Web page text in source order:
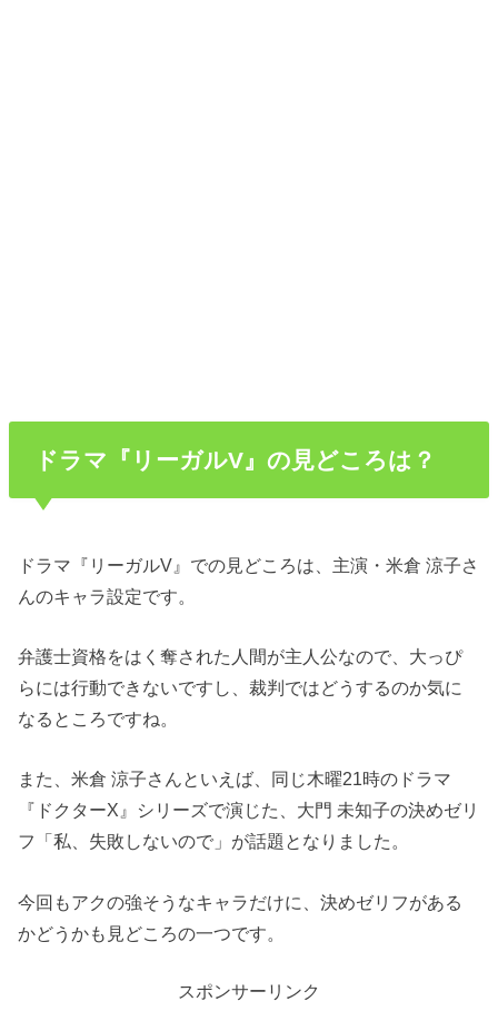
ドラマ『リーガルV』の見どころは？
ドラマ『リーガルV』での見どころは、主演・米倉 涼子さ
んのキャラ設定です。
弁護士資格をはく奪された人間が主人公なので、大っぴ
らには行動できないですし、裁判ではどうするのか気に
なるところですね。
また、米倉 涼子さんといえば、同じ木曜21時のドラマ
『ドクターX』シリーズで演じた、大門 未知子の決めゼリ
フ「私、失敗しないので」が話題となりました。
今回もアクの強そうなキャラだけに、決めゼリフがある
かどうかも見どころの一つです。
スポンサーリンク